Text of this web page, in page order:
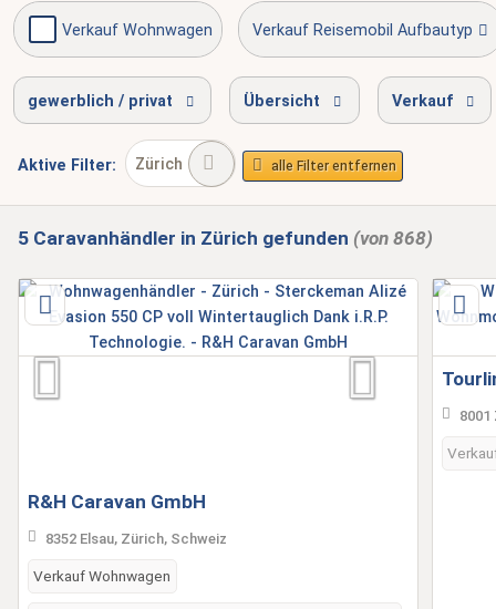
Verkauf Wohnwagen Verkauf Reisemobil Aufbautyp
Reparatur Reisemobil Unfallinstandsetzung
gewerblich / privat Übersicht Verkauf
Aktive Filter: Zürich alle Filter entfernen
5 Caravanhändler in Zürich gefunden (von 868)
R&H Caravan GmbH
8352 Elsau, Zürich, Schweiz
Verkauf Wohnwagen